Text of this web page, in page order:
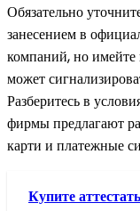
Обязательно
занесением в
компаний, но имейте
может
Разберитесь в
фирмы предлагают
карти и платежные
Купите